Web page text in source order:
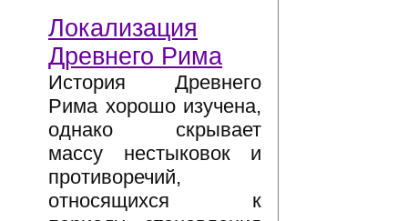
Локализация
Древнего Рима
История Древнего
Рима хорошо изучена,
однако скрывает
массу нестыковок и
противоречий,
относящихся к